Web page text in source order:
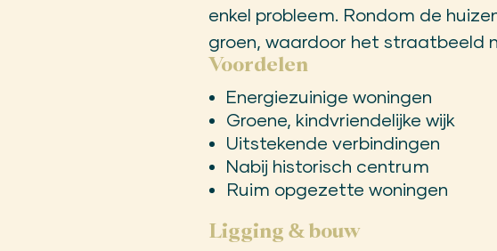
enkel probleem. Rondom de
groen, waardoor het straatbeeld
Voordelen
Energiezuinige woningen
Groene, kindvriendelijke wijk
Uitstekende verbindingen
Nabij historisch centrum
Ruim opgezette woningen
Ligging & bouw